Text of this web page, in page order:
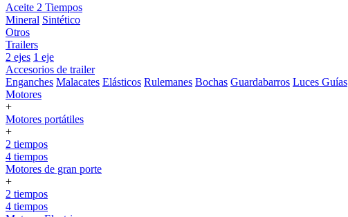
Aceite 2 Tiempos
Mineral Sintético
Otros
Trailers
2 ejes 1 eje
Accesorios de trailer
Enganches Malacates Elásticos Rulemanes Bochas Guardabarros Luces Guías
Motores
+
Motores portátiles
+
2 tiempos
4 tiempos
Motores de gran porte
+
2 tiempos
4 tiempos